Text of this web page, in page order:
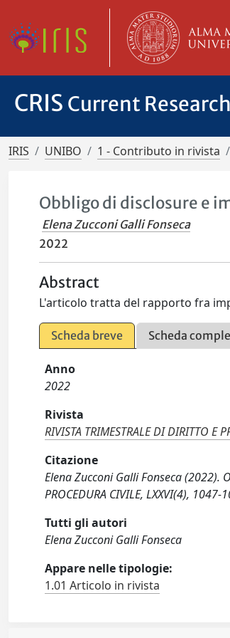
CRIS Current
IRIS UNIBO 1 - Contributo in rivista
Obbligo di disclosure e
Elena Zucconi Galli Fonseca
2022
Abstract
L'articolo tratta del rapporto fra
Scheda breve Scheda
Anno
2022
Rivista
RIVISTA TRIMESTRALE DI DIRITTO E
Citazione
Elena Zucconi Galli Fonseca (2022).
PROCEDURA CIVILE, LXXVI(4), 1047-
Tutti gli autori
Elena Zucconi Galli Fonseca
Appare nelle tipologie:
1.01 Articolo in rivista